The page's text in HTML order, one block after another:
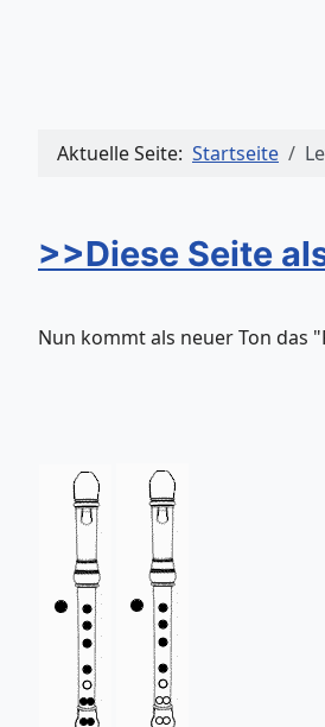
Aktuelle Seite: Startseite
>>Diese Seite
Nun kommt als neuer Ton das